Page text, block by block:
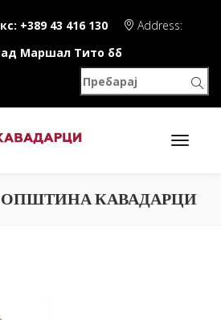
+389 43 416 130
Address:
Маршал Тито бб
ОПШТИНА КАВАДАРЦИ